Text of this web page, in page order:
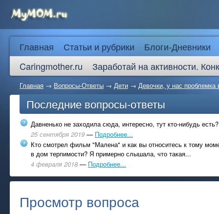
Главная Статьи и рубрики
Блоги-Дневники
Caringmother.ru
Заработай на активности.
Главная → Вопросы-Ответы → Дети → Девочки, у нас
Последние вопросы-ответы
Давненько не заходила сюда, интересно, тут кто-нибудь есть?
25 сентября 2019 — Подробнее...
Кто смотрел фильм "Малена" и как вы относитесь к тому
в дом терпимости? Я примерно слышала, что такая...
4 февраля 2018 — Подробнее...
Просмотр вопроса